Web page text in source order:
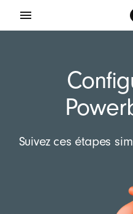
Suivez ces étapes